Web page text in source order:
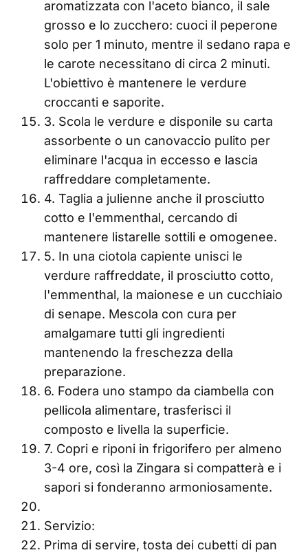
aromatizzata con l'aceto bianco, il sale
grosso e lo zucchero: cuoci il peperone
solo per 1 minuto, mentre il sedano rapa e
le carote necessitano di circa 2 minuti.
L'obiettivo è mantenere le verdure
croccanti e saporite.
3. Scola le verdure e disponile su carta
assorbente o un canovaccio pulito per
eliminare l'acqua in eccesso e lascia
raffreddare completamente.
4. Taglia a julienne anche il prosciutto
cotto e l'emmenthal, cercando di
mantenere listarelle sottili e omogenee.
5. In una ciotola capiente unisci le
verdure raffreddate, il prosciutto cotto,
l'emmenthal, la maionese e un cucchiaio
di senape. Mescola con cura per
amalgamare tutti gli ingredienti
mantenendo la freschezza della
preparazione.
6. Fodera uno stampo da ciambella con
pellicola alimentare, trasferisci il
composto e livella la superficie.
7. Copri e riponi in frigorifero per almeno
3-4 ore, così la Zingara si compatterà e i
sapori si fonderanno armoniosamente.
Servizio:
Prima di servire, tosta dei cubetti di pan